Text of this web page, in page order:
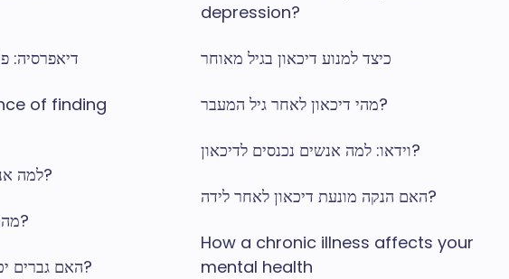
דיאפרסיה:
of finding
למה אני מרגיש מדוכא בשנה החדשה?
מהם הסימנים לדיכאון אצל גברים?
האם גברים יכולים לחוות דיכאון לאחר לידה?
depression?
כיצד למנוע דיכאון בגיל מאוחר
מהי דיכאון לאחר גיל המעבר?
וידאו: למה אנשים נכנסים לדיכאון?
האם הנקה מונעת דיכאון לאחר לידה?
How a chronic illness affects your
mental health